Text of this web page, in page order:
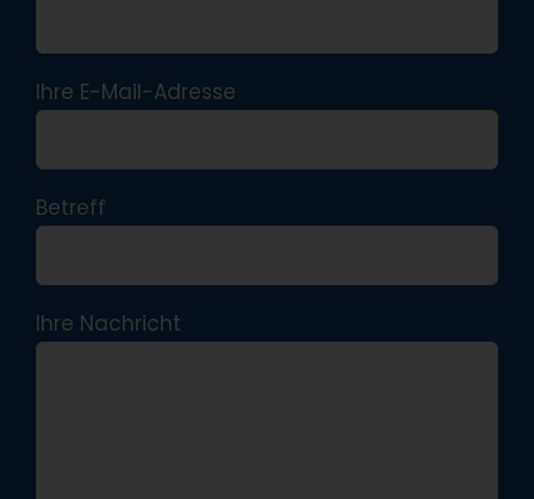
Ihre E-Mail-Adresse
Betreff
Ihre Nachricht